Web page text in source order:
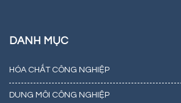
DANH MỤC
HÓA CHẤT CÔNG NGHIỆP
DUNG MÔI CÔNG NGHIỆP